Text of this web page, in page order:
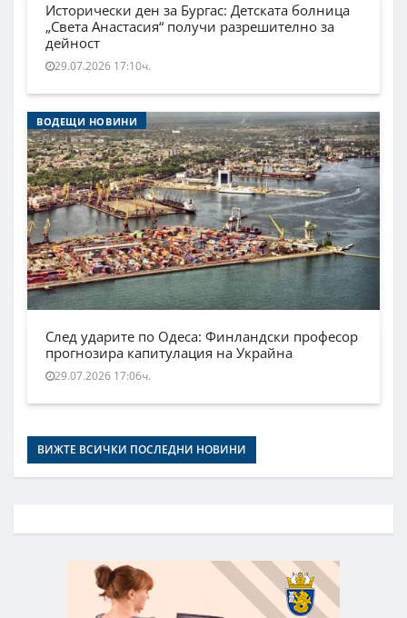
Исторически ден за Бургас: Детската болница
„Света Анастасия“ получи разрешително за
дейност
29.07.2026 17:10ч.
ВОДЕЩИ НОВИНИ
След ударите по Одеса: Финландски професор
прогнозира капитулация на Украйна
29.07.2026 17:06ч.
ВИЖТЕ ВСИЧКИ ПОСЛЕДНИ НОВИНИ